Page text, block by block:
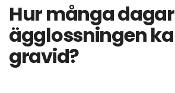
Hur många
ägglossningen
gravid?